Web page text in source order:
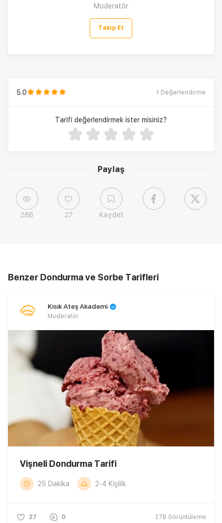
Paylaş
28B 27 Kaydet
Moderatör
Takip Et
5.0 1 Değerlendirme
Tarifi değerlendirmek ister misiniz?
Benzer Dondurma ve Sorbe Tarifleri
Kısık Ateş Akademi
Moderatör
Vişneli Dondurma Tarifi
25 Dakika 2-4 Kişilik
27 0 27B Görüntüleme